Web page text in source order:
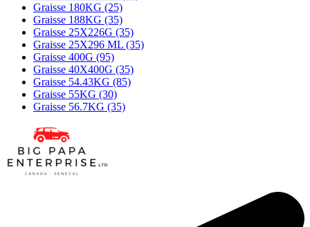
Graisse 180KG (25)
Graisse 188KG (35)
Graisse 25X226G (35)
Graisse 25X296 ML (35)
Graisse 400G (95)
Graisse 40X400G (35)
Graisse 54.43KG (85)
Graisse 55KG (30)
Graisse 56.7KG (35)